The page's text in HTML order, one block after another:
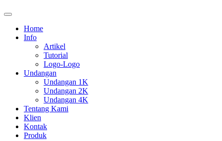
Home
Info
Artikel
Tutorial
Logo-Logo
Undangan
Undangan 1K
Undangan 2K
Undangan 4K
Tentang Kami
Klien
Kontak
Produk